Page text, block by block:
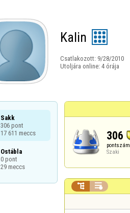
Kalin
Csatlakozott: 9/28/2010
Utoljára online: 4 órája
Sakk
306 pont
17 611 meccs
Ostábla
0 pont
29 meccs
306
pontszám
Szaki
 